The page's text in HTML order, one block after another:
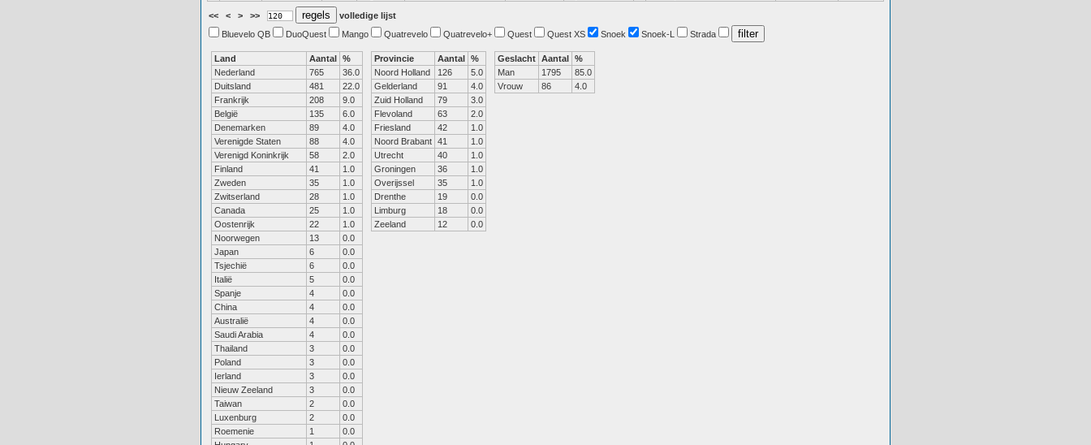
<< < > >>
volledige lijst
Bluevelo QB
DuoQuest Mango Quatrevelo Quatrevelo+ Quest Quest XS Snoek Snoek-L Strada
Land Aantal %
Nederland
765
36.0
Duitsland
481
22.0
Frankrijk
208
9.0
België
135
6.0
Denemarken
89
4.0
Verenigde Staten
88
4.0
Verenigd Koninkrijk
58
2.0
Finland
41
1.0
Zweden
35
1.0
Zwitserland
28
1.0
Canada
25
1.0
Oostenrijk
22
1.0
Noorwegen
13
0.0
Japan
6
0.0
Tsjechië
6
0.0
Italië
5
0.0
Spanje
4
0.0
China
4
0.0
Australië
4
0.0
Saudi Arabia
4
0.0
Thailand
3
0.0
Poland
3
0.0
Ierland
3
0.0
Nieuw Zeeland
3
0.0
Taiwan
2
0.0
Luxenburg
2
0.0
Roemenie
1
0.0
Provincie Aantal %
Noord Holland
126
5.0
Gelderland
91
4.0
Zuid Holland
79
3.0
Flevoland
63
2.0
Friesland
42
1.0
Noord Brabant 41
1.0
Utrecht
40
1.0
Groningen
36
1.0
Overijssel
35
1.0
Drenthe
19
0.0
Limburg
18
0.0
Zeeland
12 0.0
Geslacht Aantal %
Man
1795
85.0
Vrouw
86 4.0